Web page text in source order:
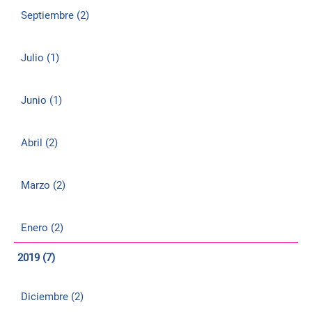
Septiembre (2)
Julio (1)
Junio (1)
Abril (2)
Marzo (2)
Enero (2)
2019 (7)
Diciembre (2)